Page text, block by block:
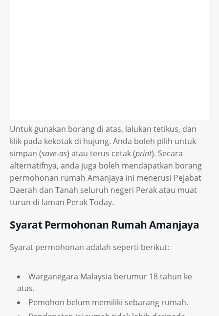
Untuk gunakan borang di atas, lalukan tetikus, dan
klik pada kekotak di hujung. Anda boleh pilih untuk
simpan (save-as) atau terus cetak (print). Secara
alternatifnya, anda juga boleh mendapatkan borang
permohonan rumah Amanjaya ini menerusi Pejabat
Daerah dan Tanah seluruh negeri Perak atau muat
turun di laman Perak Today.
Syarat Permohonan Rumah Amanjaya
Syarat permohonan adalah seperti berikut:
Warganegara Malaysia berumur 18 tahun ke
atas.
Pemohon belum memiliki sebarang rumah.